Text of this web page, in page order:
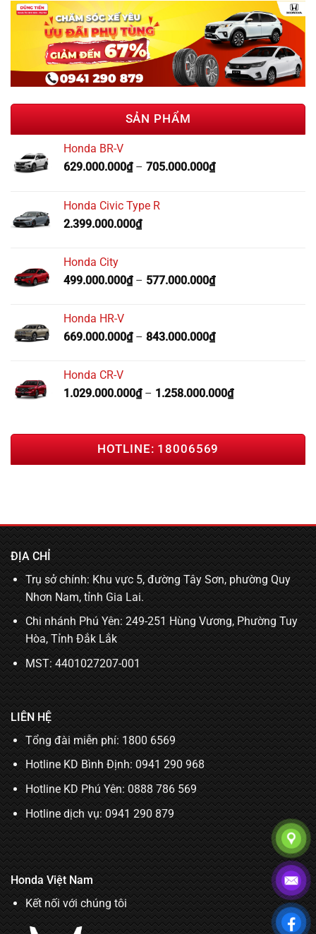
SẢN PHẨM
Honda BR-V
629.000.000₫– 705.000.000₫
Honda Civic Type R
2.399.000.000₫
Honda City
499.000.000₫– 577.000.000₫
Honda HR-V
669.000.000₫– 843.000.000₫
Honda CR-V
1.029.000.000₫– 1.258.000.000₫
HOTLINE: 18006569
ĐỊA CHỈ
Trụ sở chính: Khu vực 5, đường Tây Sơn, phường Quy
Nhơn Nam, tỉnh Gia Lai.
Chi nhánh Phú Yên: 249-251 Hùng Vương, Phường Tuy
Hòa, Tỉnh Đắk Lắk
MST: 4401027207-001
LIÊN HỆ
Tổng đài miễn phí: 1800 6569
Hotline KD Bình Định:0941 290 968
Hotline KD Phú Yên:0888 786 569
Hotline dịch vụ: 0941 290 879
Honda Việt Nam
Kết nối với chúng tôi